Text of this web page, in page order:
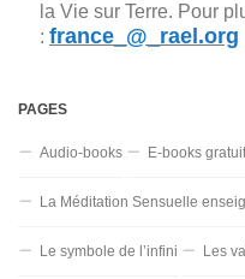
la Vie sur Terre. Pour
: france_@_rael.org
PAGES
Audio-books E-books
La Méditation Sensuelle
Le symbole de l’infini Les